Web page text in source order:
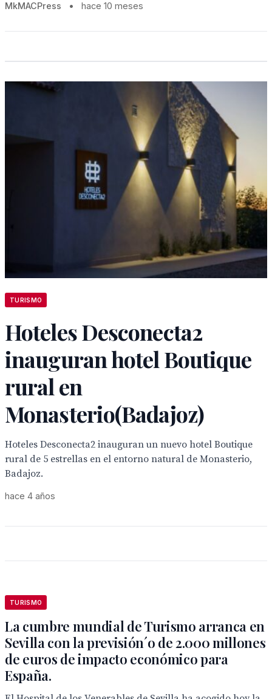
MkMACPress • hace 10 meses
TURISMO
Hoteles Desconecta2
inauguran hotel Boutique
rural en
Monasterio(Badajoz)
Hoteles Desconecta2 inauguran un nuevo hotel Boutique
rural de 5 estrellas en el entorno natural de Monasterio,
Badajoz.
hace 4 años
TURISMO
La cumbre mundial de Turismo arranca en
Sevilla con la previsión´o de 2.000 millones
de euros de impacto económico para
España.